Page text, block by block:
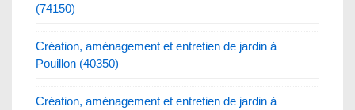
(74150)
Création, aménagement et entretien de jardin à
Pouillon (40350)
Création, aménagement et entretien de jardin à